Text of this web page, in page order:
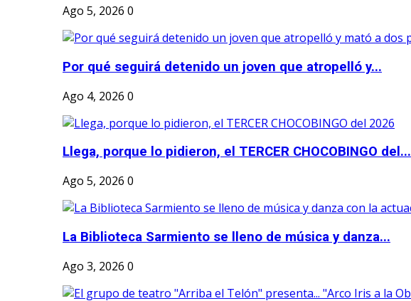
Ago 5, 2026 0
Por qué seguirá detenido un joven que atropelló y...
Ago 4, 2026 0
Llega, porque lo pidieron, el TERCER CHOCOBINGO del...
Ago 5, 2026 0
La Biblioteca Sarmiento se lleno de música y danza...
Ago 3, 2026 0